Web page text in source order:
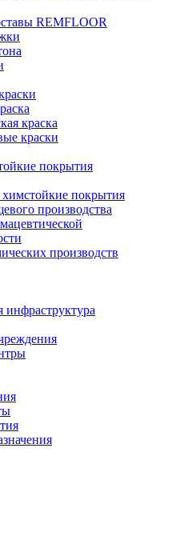
REMFLOOR
краска
краски
покрытия
покрытия
производства
производств
инфраструктура